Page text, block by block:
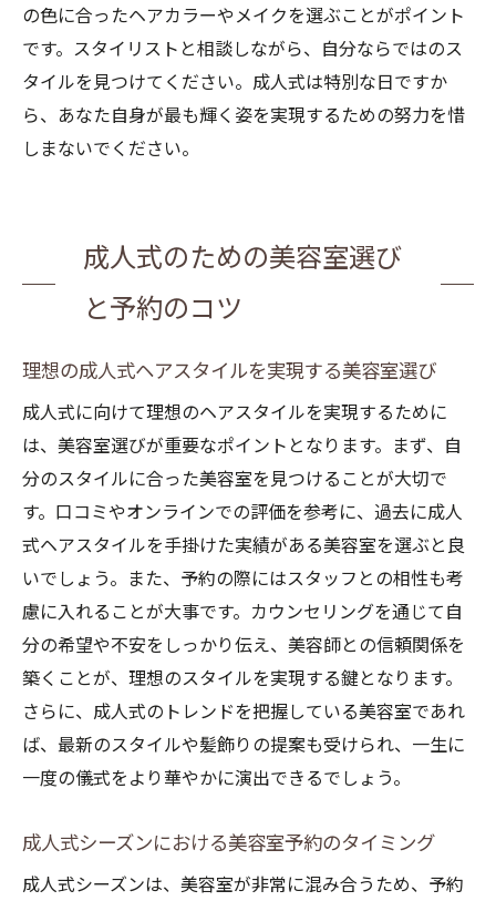
の色に合ったヘアカラーやメイクを選ぶことがポイント
です。スタイリストと相談しながら、自分ならではのス
タイルを見つけてください。成人式は特別な日ですか
ら、あなた自身が最も輝く姿を実現するための努力を惜
しまないでください。
成人式のための美容室選び
と予約のコツ
理想の成人式ヘアスタイルを実現する美容室選び
成人式に向けて理想のヘアスタイルを実現するために
は、美容室選びが重要なポイントとなります。まず、自
分のスタイルに合った美容室を見つけることが大切で
す。口コミやオンラインでの評価を参考に、過去に成人
式ヘアスタイルを手掛けた実績がある美容室を選ぶと良
いでしょう。また、予約の際にはスタッフとの相性も考
慮に入れることが大事です。カウンセリングを通じて自
分の希望や不安をしっかり伝え、美容師との信頼関係を
築くことが、理想のスタイルを実現する鍵となります。
さらに、成人式のトレンドを把握している美容室であれ
ば、最新のスタイルや髪飾りの提案も受けられ、一生に
一度の儀式をより華やかに演出できるでしょう。
成人式シーズンにおける美容室予約のタイミング
成人式シーズンは、美容室が非常に混み合うため、予約